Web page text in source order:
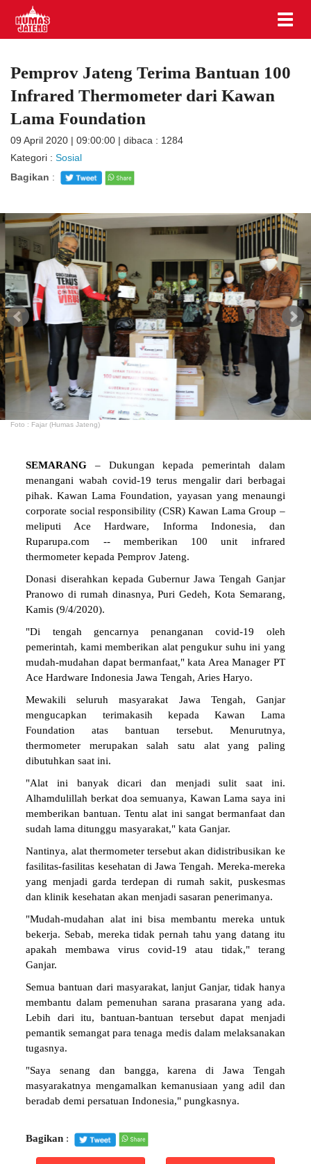
Pemprov Jateng Terima Bantuan 100
Infrared Thermometer dari Kawan
Lama Foundation
09 April 2020 | 09:00:00 | dibaca : 1284
Kategori : Sosial
Bagikan :
Foto : Fajar (Humas Jateng)
SEMARANG – Dukungan kepada pemerintah dalam
menangani wabah covid-19 terus mengalir dari berbagai
pihak. Kawan Lama Foundation, yayasan yang menaungi
corporate social responsibility (CSR) Kawan Lama Group –
meliputi Ace Hardware, Informa Indonesia, dan
Ruparupa.com -- memberikan 100 unit infrared
thermometer kepada Pemprov Jateng.
Donasi diserahkan kepada Gubernur Jawa Tengah Ganjar
Pranowo di rumah dinasnya, Puri Gedeh, Kota Semarang,
Kamis (9/4/2020).
"Di tengah gencarnya penanganan covid-19 oleh
pemerintah, kami memberikan alat pengukur suhu ini yang
mudah-mudahan dapat bermanfaat," kata Area Manager PT
Ace Hardware Indonesia Jawa Tengah, Aries Haryo.
Mewakili seluruh masyarakat Jawa Tengah, Ganjar
mengucapkan terimakasih kepada Kawan Lama
Foundation atas bantuan tersebut. Menurutnya,
thermometer merupakan salah satu alat yang paling
dibutuhkan saat ini.
"Alat ini banyak dicari dan menjadi sulit saat ini.
Alhamdulillah berkat doa semuanya, Kawan Lama saya ini
memberikan bantuan. Tentu alat ini sangat bermanfaat dan
sudah lama ditunggu masyarakat," kata Ganjar.
Nantinya, alat thermometer tersebut akan didistribusikan ke
fasilitas-fasilitas kesehatan di Jawa Tengah. Mereka-mereka
yang menjadi garda terdepan di rumah sakit, puskesmas
dan klinik kesehatan akan menjadi sasaran penerimanya.
"Mudah-mudahan alat ini bisa membantu mereka untuk
bekerja. Sebab, mereka tidak pernah tahu yang datang itu
apakah membawa virus covid-19 atau tidak," terang
Ganjar.
Semua bantuan dari masyarakat, lanjut Ganjar, tidak hanya
membantu dalam pemenuhan sarana prasarana yang ada.
Lebih dari itu, bantuan-bantuan tersebut dapat menjadi
pemantik semangat para tenaga medis dalam melaksanakan
tugasnya.
"Saya senang dan bangga, karena di Jawa Tengah
masyarakatnya mengamalkan kemanusiaan yang adil dan
beradab demi persatuan Indonesia," pungkasnya.
Bagikan :